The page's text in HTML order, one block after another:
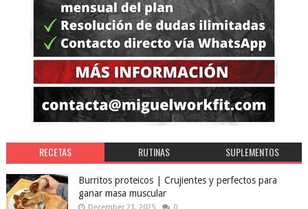
RECETAS RUTINAS SUPLEMENTOS
Burritos proteicos | Crujientes y perfectos para
ganar masa muscular